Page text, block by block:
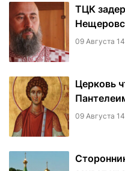
ТЦК
09 Августа
Церковь
09 Августа